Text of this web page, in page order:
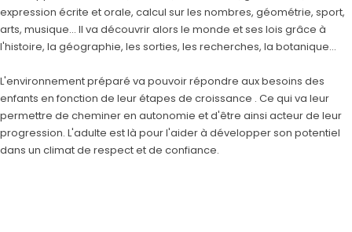
expression écrite et orale, calcul sur les nombres, géométrie, sport,
arts, musique... Il va découvrir alors le monde et ses lois grâce à
l'histoire, la géographie, les sorties, les recherches, la botanique...
L'environnement préparé va pouvoir répondre aux besoins des
enfants en fonction de leur étapes de croissance . Ce qui va leur
permettre de cheminer en autonomie et d'être ainsi acteur de leur
progression. L'adulte est là pour l'aider à développer son potentiel
dans un climat de respect et de confiance.